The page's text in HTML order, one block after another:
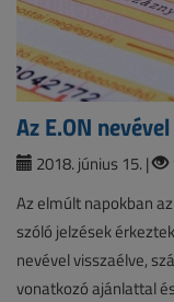
Az E.ON
2018. június 15. |
Az elmúlt napokban
szóló jelzések
nevével visszaélve,
vonatkozó ajánlattal